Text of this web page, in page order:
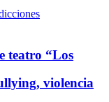
teatro “Los
violencia